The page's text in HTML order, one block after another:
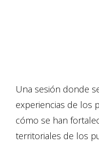
Una sesión donde
experiencias de los
cómo se han
territoriales de los